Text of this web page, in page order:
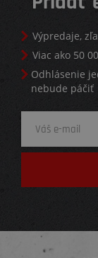
Výpredaje,
Viac ako 50
Odhlásenie
nebude páčiť